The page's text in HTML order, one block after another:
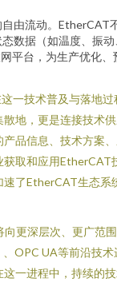
由流动。EtherCAT
数据（如温度、振动
平台，为生产优化、
一技术普及与落地过
地，更是连接技术
品信息、技术方案
获取和应用EtherCAT
速了EtherCAT生态系
向更深层次、更广范
OPC UA等前沿技术
一进程中，持续的